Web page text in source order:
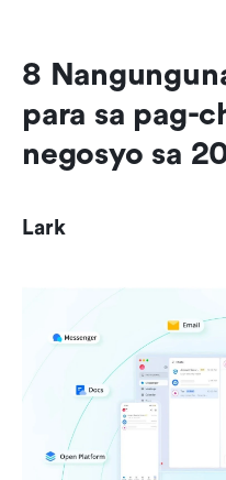
8
para sa pag-
negosyo sa
Lark